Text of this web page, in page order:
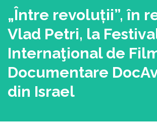
„Între revoluții”, în
Vlad Petri, la
Internaţional de
Documentare
din Israel